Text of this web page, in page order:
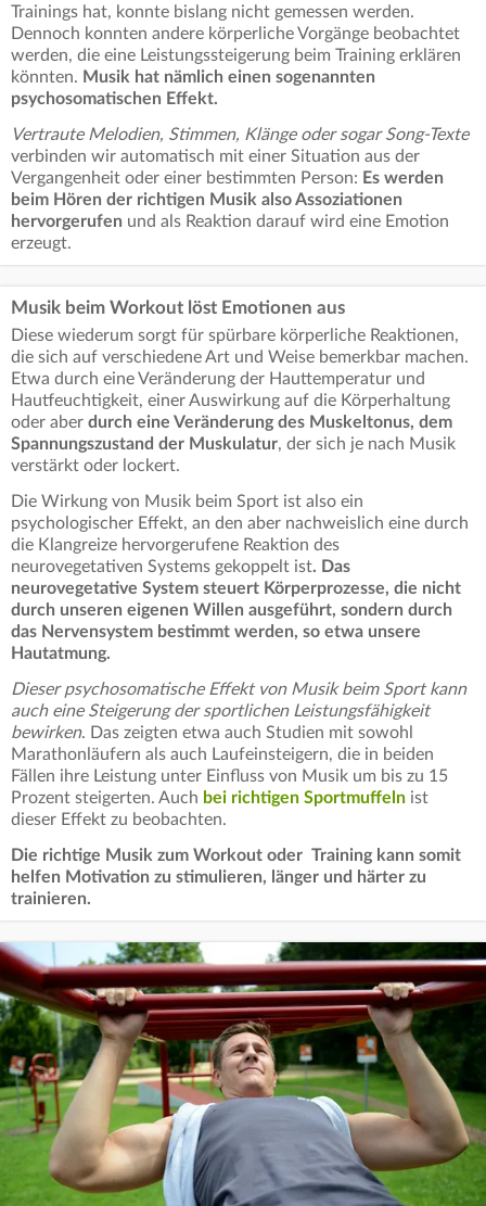
Trainings hat, konnte bislang nicht gemessen werden.
Dennoch konnten andere körperliche Vorgänge beobachtet
werden, die eine Leistungssteigerung beim Training erklären
könnten. Musik hat nämlich einen sogenannten
psychosomatischen Effekt.
Vertraute Melodien, Stimmen, Klänge oder sogar Song-Texte
verbinden wir automatisch mit einer Situation aus der
Vergangenheit oder einer bestimmten Person: Es werden
beim Hören der richtigen Musik also Assoziationen
hervorgerufen und als Reaktion darauf wird eine Emotion
erzeugt.
Musik beim Workout löst Emotionen aus
Diese wiederum sorgt für spürbare körperliche Reaktionen,
die sich auf verschiedene Art und Weise bemerkbar machen.
Etwa durch eine Veränderung der Hauttemperatur und
Hautfeuchtigkeit, einer Auswirkung auf die Körperhaltung
oder aber durch eine Veränderung des Muskeltonus, dem
Spannungszustand der Muskulatur, der sich je nach Musik
verstärkt oder lockert.
Die Wirkung von Musik beim Sport ist also ein
psychologischer Effekt, an den aber nachweislich eine durch
die Klangreize hervorgerufene Reaktion des
neurovegetativen Systems gekoppelt ist. Das
neurovegetative System steuert Körperprozesse, die nicht
durch unseren eigenen Willen ausgeführt, sondern durch
das Nervensystem bestimmt werden, so etwa unsere
Hautatmung.
Dieser psychosomatische Effekt von Musik beim Sport kann
auch eine Steigerung der sportlichen Leistungsfähigkeit
bewirken. Das zeigten etwa auch Studien mit sowohl
Marathonläufern als auch Laufeinsteigern, die in beiden
Fällen ihre Leistung unter Einfluss von Musik um bis zu 15
Prozent steigerten. Auch bei richtigen Sportmuffeln ist
dieser Effekt zu beobachten.
Die richtige Musik zum Workout oder Training kann somit
helfen Motivation zu stimulieren, länger und härter zu
trainieren.